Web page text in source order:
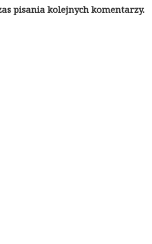
pisania kolejnych komentarzy.